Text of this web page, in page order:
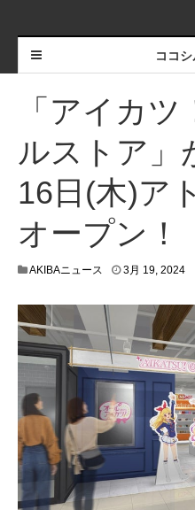
ココ
「アイカ
ルストア」
16日(木)ア
オープン！
AKIBAニュース 3月 19, 20243
2
2
0
2
4